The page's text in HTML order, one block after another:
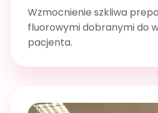
Wzmocnienie szkliwa
fluorowymi dobranymi do
pacjenta.